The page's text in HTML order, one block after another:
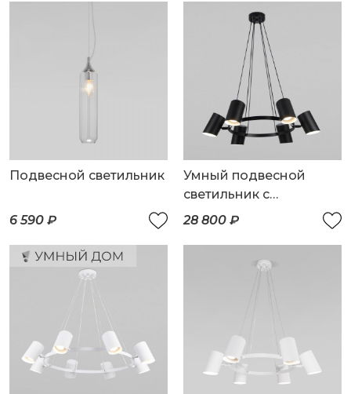
Подвесной светильник
6 590 ₽
Умный подвесной
светильник с
поворотным
28 800 ₽